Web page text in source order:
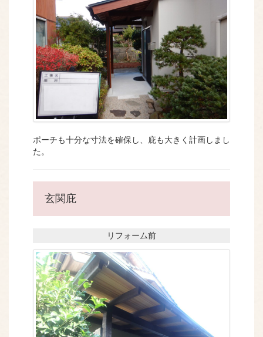
ポーチも十分な寸法を確保し、庇も大きく計画しまし
た。
玄関庇
リフォーム前